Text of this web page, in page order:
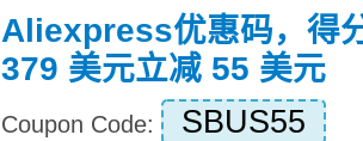
Aliexpress优惠码，得
379 美元立减 55 美元
Coupon Code: SBUS55